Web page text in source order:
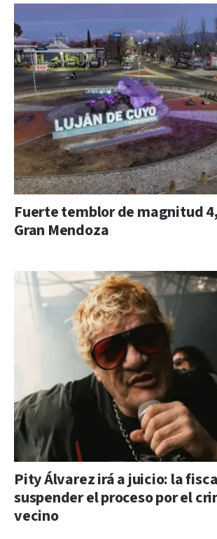
Fuerte temblor de magnitud
Gran Mendoza
Pity Álvarez irá a juicio: la
suspender el proceso por el
vecino